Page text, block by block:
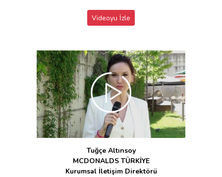
Videoyu İzle
Tuğçe Altınsoy
MCDONALDS TÜRKİYE
Kurumsal İletişim Direktörü